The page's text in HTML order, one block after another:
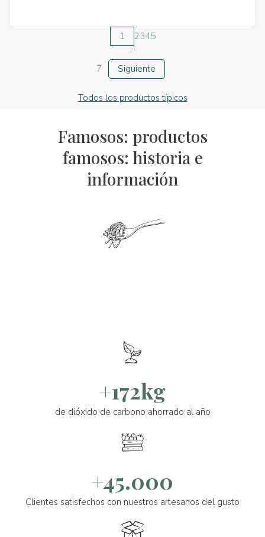
1 2345
...
7
Siguiente
Todos los productos típicos
Famosos: productos
famosos: historia e
información
+172kg
de dióxido de carbono ahorrado al año
+45.000
Clientes satisfechos con nuestros artesanos del gusto